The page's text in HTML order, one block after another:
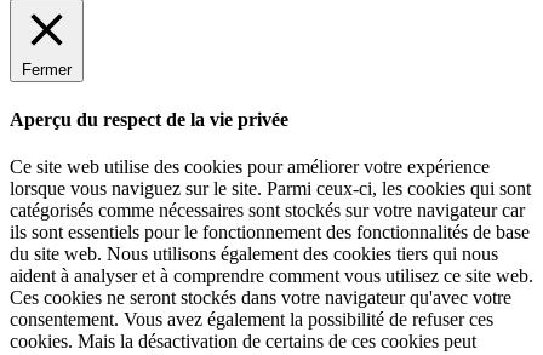
Fermer
Aperçu du respect de la vie privée
Ce site web utilise des cookies pour améliorer votre expérience
lorsque vous naviguez sur le site. Parmi ceux-ci, les cookies qui sont
catégorisés comme nécessaires sont stockés sur votre navigateur car
ils sont essentiels pour le fonctionnement des fonctionnalités de base
du site web. Nous utilisons également des cookies tiers qui nous
aident à analyser et à comprendre comment vous utilisez ce site web.
Ces cookies ne seront stockés dans votre navigateur qu'avec votre
consentement. Vous avez également la possibilité de refuser ces
cookies. Mais la désactivation de certains de ces cookies peut